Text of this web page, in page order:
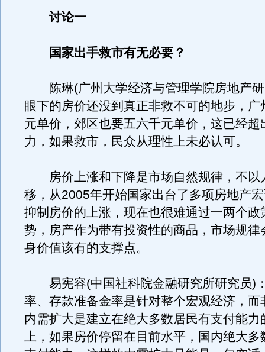
讨论一
国家出手救市有无必要？
陈琳(广州大学经济与管理学院房地产研
眼下的房价还没到真正非救不可的地步，广
元单价，郊区也要五六千元单价，这已经超
力，如果救市，民众从理性上未必认可。
房价上涨和下降是市场自然规律，不以
移，从2005年开始国家出台了多项房地产
抑制房价的上涨，现在也很难通过一两个政
势，房产作为带有投资性的商品，市场规律
身价值该有的支撑点。
易宪容(中国社科院金融研究所研究员)
率、存款准备金率是针对整个宏观经济，而
内需扩大是建立在绝大多数居民有支付能力
上，如果房价停留在目前水平，国内绝大多